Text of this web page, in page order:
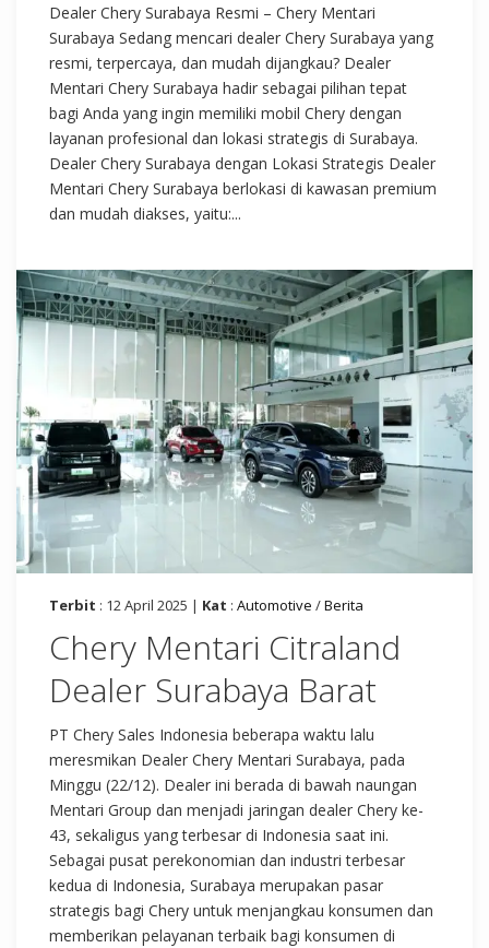
Dealer Chery Surabaya Resmi – Chery Mentari
Surabaya Sedang mencari dealer Chery Surabaya yang
resmi, terpercaya, dan mudah dijangkau? Dealer
Mentari Chery Surabaya hadir sebagai pilihan tepat
bagi Anda yang ingin memiliki mobil Chery dengan
layanan profesional dan lokasi strategis di Surabaya.
Dealer Chery Surabaya dengan Lokasi Strategis Dealer
Mentari Chery Surabaya berlokasi di kawasan premium
dan mudah diakses, yaitu:...
Terbit : 12 April 2025 | Kat : Automotive /Berita
Chery Mentari Citraland
Dealer Surabaya Barat
PT Chery Sales Indonesia beberapa waktu lalu
meresmikan Dealer Chery Mentari Surabaya, pada
Minggu (22/12). Dealer ini berada di bawah naungan
Mentari Group dan menjadi jaringan dealer Chery ke-
43, sekaligus yang terbesar di Indonesia saat ini.
Sebagai pusat perekonomian dan industri terbesar
kedua di Indonesia, Surabaya merupakan pasar
strategis bagi Chery untuk menjangkau konsumen dan
memberikan pelayanan terbaik bagi konsumen di